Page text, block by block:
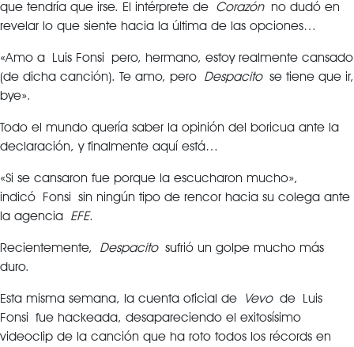
que tendría que irse. El intérprete de Corazónno dudó en
revelar lo que siente hacia la última de las opciones…
«Amo a Luis Fonsi pero, hermano, estoy realmente cansado
(de dicha canción). Te amo, pero Despacitose tiene que ir,
bye».
Todo el mundo quería saber la opinión del boricua ante la
declaración, y finalmente aquí está…
«Si se cansaron fue porque la escucharon mucho»,
indicó Fonsi sin ningún tipo de rencor hacia su colega ante
la agencia EFE.
Recientemente, Despacitosufrió un golpe mucho más
duro.
Esta misma semana, la cuenta oficial de Vevode Luis
Fonsi fue hackeada, desapareciendo el exitosísimo
videoclip de la canción que ha roto todos los récords en